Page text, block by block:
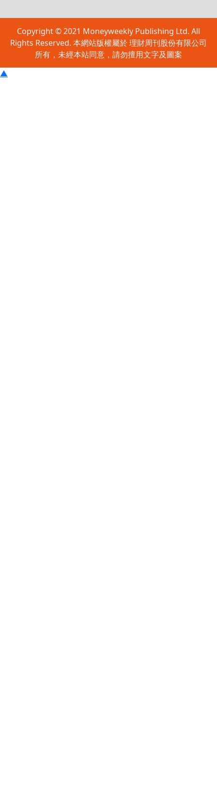
Copyright © 2021 Moneyweekly Publishing Ltd. All
Rights Reserved. 本網站版權屬於 理財周刊股份有限公司
所有，未經本站同意，請勿擅用文字及圖案
▲